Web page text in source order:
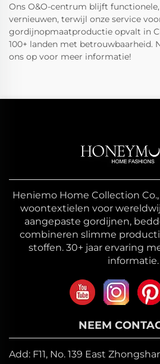
Ons O&O-centrum blijft
vernieuwen, terwijl onze service
gordijnopmaatproductie opvalt in
100+ landen met betrouwbaarheid.
ons op voor meer informatie!
Heniemo Home Collection
woontextielen voor
aangepaste gordijnen,
combineren slimme
stoffen. 30+ jaar ervaring
informatie.
NEEM
Add: F11, No. 139 East